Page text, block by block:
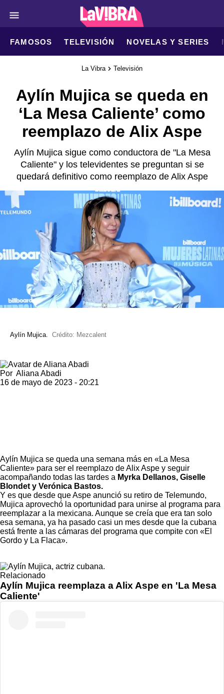
FAMOSOS TELEVISIÓN NOVELAS Y SERIES
La Vibra Televisión
Aylín Mujica se queda en
‘La Mesa Caliente’ como
reemplazo de Alix Aspe
Aylín Mujica sigue como conductora de "La Mesa
Caliente" y los televidentes se preguntan si se
quedará definitivo como reemplazo de Alix Aspe
Aylín Mujica. Crédito: Mezcalent
Por Aliana Abadi
16 de mayo de 2023 - 20:21
Aylín Mujica se queda una semana más en «La Mesa
Caliente» para ser el reemplazo de Alix Aspe y seguir
acompañando todas las tardes a Myrka Dellanos, Giselle
Blondet y Verónica Bastos.
Y es que desde que Aspe anunció su retiro de Telemundo,
Mujica aprovechó la oportunidad para unirse al programa para
reemplazar a la mexicana. Aunque se creía que era tan solo
esa semana, ya ha pasado casi un mes desde que la cubana
está frente a las cámaras del programa que compite con «El
Gordo y La Flaca».
Relacionado
Aylín Mujica reemplaza a Alix Aspe en 'La Mesa
Caliente'